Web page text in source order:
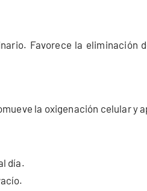
Favorece la
la oxigenación celular
día.